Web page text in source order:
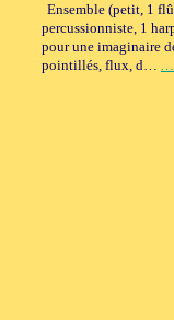
Ensemble (petit, 1
percussionniste, 1
pour une imaginaire
pointillés, flux, d… …